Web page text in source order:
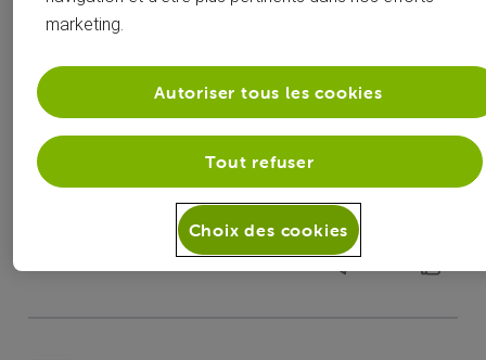
T Dernière réponse par roylion15 il y a 2 ans
Problème 4
Inkomende sms van oa blizzard edenRed
Dernière réponse par Justin il y a 2 ans
marketing.
Tout refuser
Autoriser tous les cookies
Choix des cookies